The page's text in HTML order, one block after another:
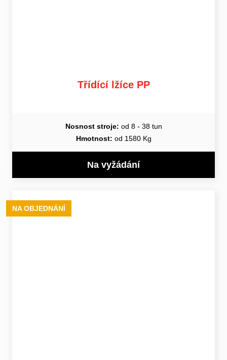
Třídící lžíce PP
Nosnost stroje: od 8 - 38 tun
Hmotnost: od 1580 Kg
Na vyžádání
NA OBJEDNÁNÍ